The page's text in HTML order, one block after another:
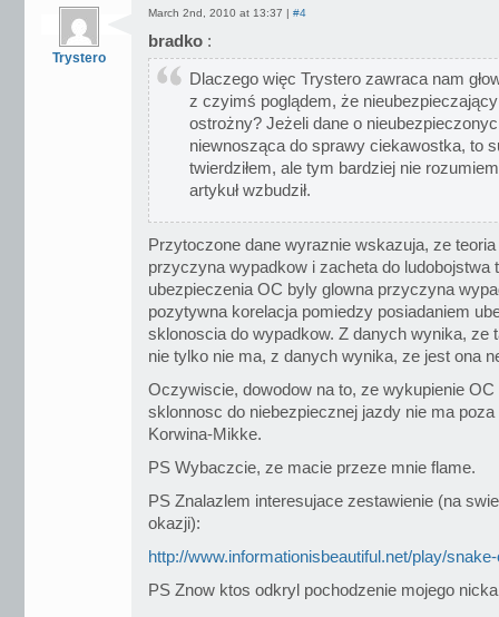
Trystero
March 2nd, 2010 at 13:37 | #4
bradko :
Dlaczego więc Trystero zawraca nam
z czyimś poglądem, że
ostrożny? Jeżeli dane o
niewnosząca do sprawy ciekawostka, to
twierdziłem, ale tym bardziej nie
artykuł wzbudził.
Przytoczone dane wyraznie wskazuja, ze
przyczyna wypadkow i zacheta do ludobojstwa
ubezpieczenia OC byly glowna przyczyna
pozytywna korelacja pomiedzy posiadaniem
sklonoscia do wypadkow. Z danych wynika, ze
nie tylko nie ma, z danych wynika, ze jest ona
Oczywiscie, dowodow na to, ze wykupienie
sklonnosc do niebezpiecznej jazdy nie ma
Korwina-Mikke.
PS Wybaczcie, ze macie przeze mnie flame.
PS Znalazlem interesujace zestawienie (na
okazji):
http://www.informationisbeautiful.net/play/
PS Znow ktos odkryl pochodzenie mojego